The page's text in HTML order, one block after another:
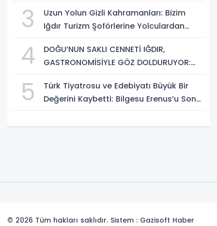
3
Uzun Yolun Gizli Kahramanları: Bizim
Iğdır Turizm Şoförlerine Yolculardan
4
DOĞU’NUN SAKLI CENNETİ IĞDIR,
GASTRONOMİSİYLE GÖZ DOLDURUYOR:
BULUŞMA NOKTASI
5
Türk Tiyatrosu ve Edebiyatı Büyük Bir
Değerini Kaybetti: Bilgesu Erenus’u Son
© 2026 Tüm hakları saklıdır. Sistem : Gazisoft Haber